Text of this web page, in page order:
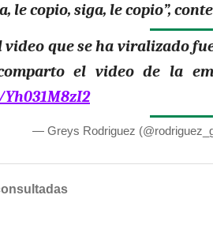
le copio, siga, le copio”,
que se ha viralizado
el video de la
— Greys Rodriguez